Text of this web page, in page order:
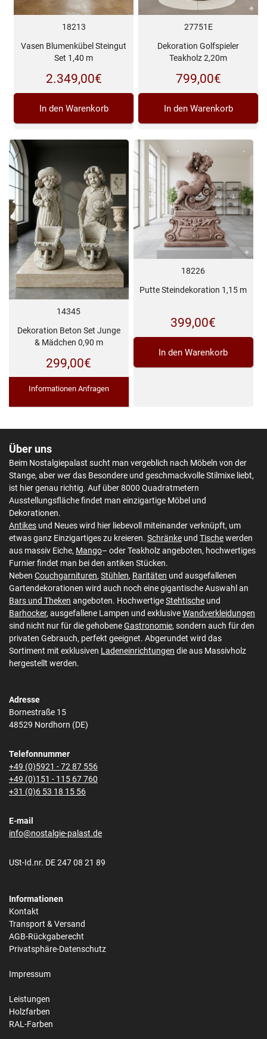
18213
Vasen Blumenkübel Steingut
Set 1,40 m
2.349,00€
In den Warenkorb
27751E
Dekoration Golfspieler
Teakholz 2,20m
799,00€
In den Warenkorb
14345
Dekoration Beton Set Junge
& Mädchen 0,90 m
299,00€
Informationen Anfragen
18226
Putte Steindekoration 1,15 m
399,00€
In den Warenkorb
Über uns
Beim Nostalgiepalast sucht man vergeblich nach Möbeln von der
Stange, aber wer das Besondere und geschmackvolle Stilmixe liebt,
ist hier genau richtig. Auf über 8000 Quadratmetern
Ausstellungsfläche findet man einzigartige Möbel und
Dekorationen.
Antikes und Neues wird hier liebevoll miteinander verknüpft, um
etwas ganz Einzigartiges zu kreieren. Schränke und Tischewerden
aus massiv Eiche, Mango– oder Teakholz angeboten, hochwertiges
Furnier findet man bei den antiken Stücken.
Neben Couchgarnituren, Stühlen, Raritäten und ausgefallenen
Gartendekorationen wird auch noch eine gigantische Auswahl an
Bars und Theken angeboten. HochwertigeStehtische und
Barhocker, ausgefallene Lampen und exklusiveWandverkleidungen
sind nicht nur für die gehobeneGastronomie, sondern auch für den
privaten Gebrauch, perfekt geeignet. Abgerundet wird das
Sortiment mit exklusiven Ladeneinrichtungen die aus Massivholz
hergestellt werden.
Adresse
Bornestraße 15
48529 Nordhorn (DE)
Telefonnummer
+49 (0)5921 - 72 87 556
+49 (0)151 - 115 67 760
+31 (0)6 53 18 15 56
E-mail
info@nostalgie-palast.de
USt-Id.nr. DE 247 08 21 89
Informationen
Kontakt
Transport & Versand
AGB-Rückgaberecht
Privatsphäre-Datenschutz
Impressum
Leistungen
Holzfarben
RAL-Farben